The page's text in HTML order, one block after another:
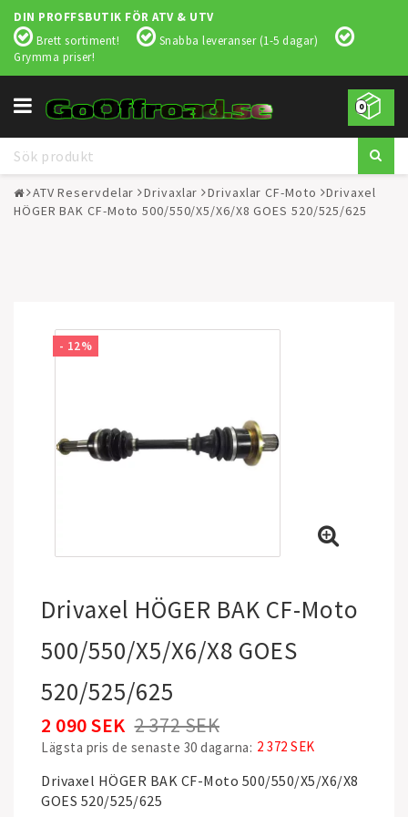
DIN PROFFSBUTIK FÖR ATV & UTV
Brett sortiment!
Snabba leveranser (1-5 dagar)
Grymma priser!
0
Toggle
navigation
ATV Reservdelar Drivaxlar Drivaxlar CF-Moto
Drivaxel
HÖGER BAK CF-Moto 500/550/X5/X6/X8 GOES 520/525/625
- 12%
Drivaxel HÖGER BAK CF-Moto
500/550/X5/X6/X8 GOES
520/525/625
2 372 SEK
2 090 SEK
Lägsta pris de senaste 30 dagarna 2 372 SEK
Drivaxel HÖGER BAK CF-Moto 500/550/X5/X6/X8
GOES 520/525/625